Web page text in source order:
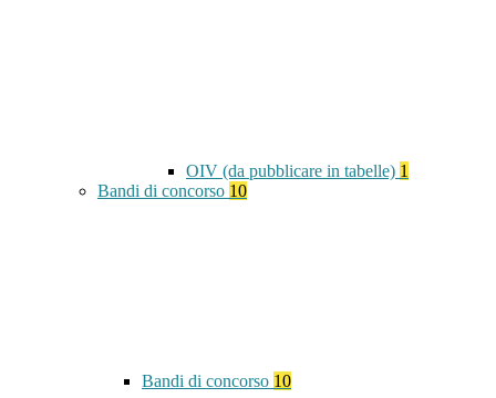
OIV (da pubblicare in tabelle) 1
Bandi di concorso 10
Bandi di concorso 10